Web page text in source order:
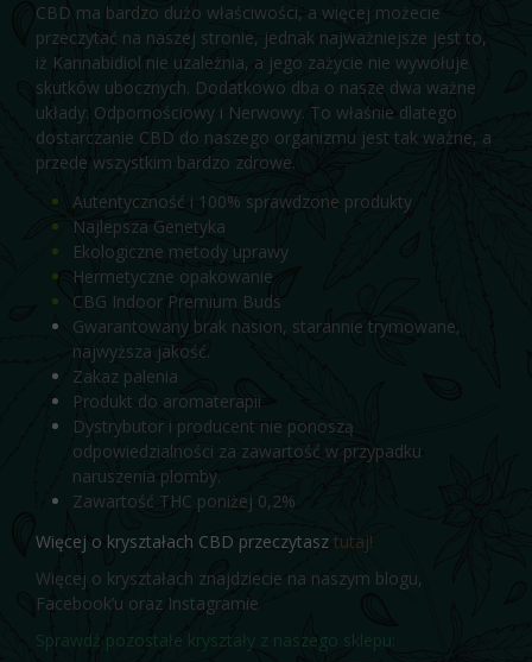
CBD ma bardzo dużo właściwości, a więcej możecie
przeczytać na naszej stronie, jednak najważniejsze jest to,
iż Kannabidiol nie uzależnia, a jego zażycie nie wywołuje
skutków ubocznych. Dodatkowo dba o nasze dwa ważne
układy: Odpornościowy i Nerwowy. To właśnie dlatego
dostarczanie CBD do naszego organizmu jest tak ważne, a
przede wszystkim bardzo zdrowe.
Autentyczność i 100% sprawdzone produkty
Najlepsza Genetyka
Ekologiczne metody uprawy
Hermetyczne opakowanie
CBG Indoor Premium Buds
Gwarantowany brak nasion, starannie trymowane,
najwyższa jakość.
Zakaz palenia
Produkt do aromaterapii
Dystrybutor i producent nie ponoszą
odpowiedzialności za zawartość w przypadku
naruszenia plomby.
Zawartość THC poniżej 0,2%
Więcej o kryształach CBD przeczytasz tutaj!
Więcej o kryształach znajdziecie na naszym blogu,
Facebook’u oraz Instagramie
Sprawdź pozostałe kryształy z naszego sklepu: